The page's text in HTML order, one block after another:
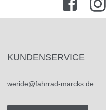
KUNDENSERVICE
weride@fahrrad-marcks.de